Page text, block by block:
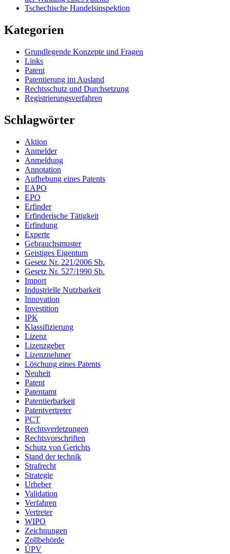
Tschechische Handelsinspektion
Kategorien
Grundlegende Konzepte und Fragen
Links
Patent
Patentierung im Ausland
Rechtsschutz und Durchsetzung
Registrierungsverfahren
Schlagwörter
Aktion
Anmelder
Anmeldung
Annotation
Aufhebung eines Patents
EAPO
EPO
Erfinder
Erfinderische Tätigkeit
Erfindung
Experte
Gebrauchsmuster
Geistiges Eigentum
Gesetz Nr. 221/2006 Sb.
Gesetz Nr. 527/1990 Sb.
Import
Industrielle Nutzbarkeit
Innovation
Investition
IPK
Klassifizierung
Lizenz
Lizenzgeber
Lizenznehmer
Löschung eines Patents
Neuheit
Patent
Patentamt
Patentierbarkeit
Patentvertreter
PCT
Rechtsverletzungen
Rechtsvorschriften
Schutz von Gerichts
Stand der technik
Strafrecht
Strategie
Urheber
Validation
Verfahren
Vertreter
WIPO
Zeichnungen
Zollbehörde
ÚPV